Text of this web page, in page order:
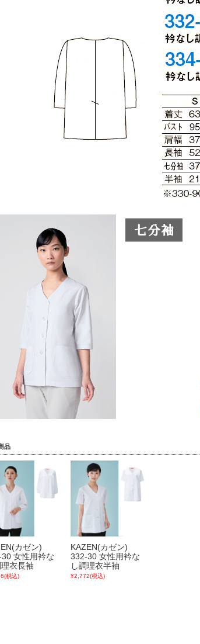
品
カゼン)
女性用衿な
衣長袖
(税込)
KAZEN(カゼン)
332-30 女性用衿な
し調理衣半袖
¥2,772(税込)